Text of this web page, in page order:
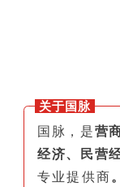
关于国脉
国脉，是营
经济、民营
专业提供商